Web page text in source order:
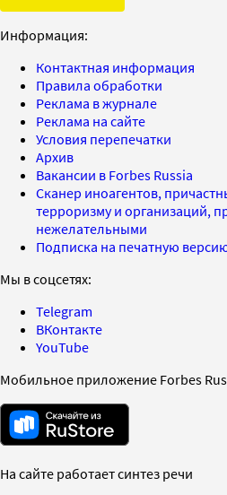
Информация:
Контактная информация
Правила обработки
Реклама в журнале
Реклама на сайте
Условия перепечатки
Архив
Вакансии в Forbes Russia
Сканер иноагентов,
терроризму и организаций,
нежелательными
Подписка на печатную
Мы в соцсетях:
Telegram
ВКонтакте
YouTube
Мобильное приложение Forbes
На сайте работает синтез речи